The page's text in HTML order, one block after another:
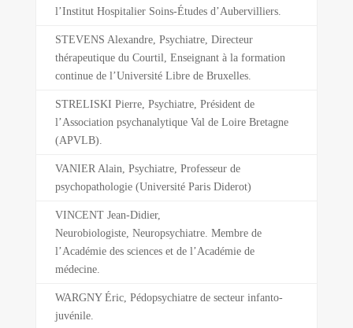
l’Institut Hospitalier Soins-Études d’Aubervilliers.
STEVENS Alexandre, Psychiatre, Directeur
thérapeutique du Courtil, Enseignant à la formation
continue de l’Université Libre de Bruxelles.
STRELISKI Pierre, Psychiatre, Président de
l’Association psychanalytique Val de Loire Bretagne
(APVLB).
VANIER Alain, Psychiatre, Professeur de
psychopathologie (Université Paris Diderot)
VINCENT Jean-Didier,
Neurobiologiste, Neuropsychiatre. Membre de
l’Académie des sciences et de l’Académie de
médecine.
WARGNY Éric, Pédopsychiatre de secteur infanto-
juvénile.